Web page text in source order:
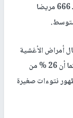
في ذروة الوباء في مدريد، وحللوا الوضع الصحي لـ 666 مريضا
ووجدوا أن 46 % من المرضى لديهم شكل من أشكال ‫أمراض الأغشية
المخاطية، مع تأثر اليدين والقدمين بشكل خاص، كما أن 26 % من
نتوءات صغيرة